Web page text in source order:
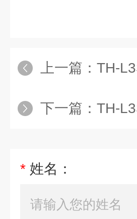
上一篇： TH-
下一篇： TH-
* 姓名：